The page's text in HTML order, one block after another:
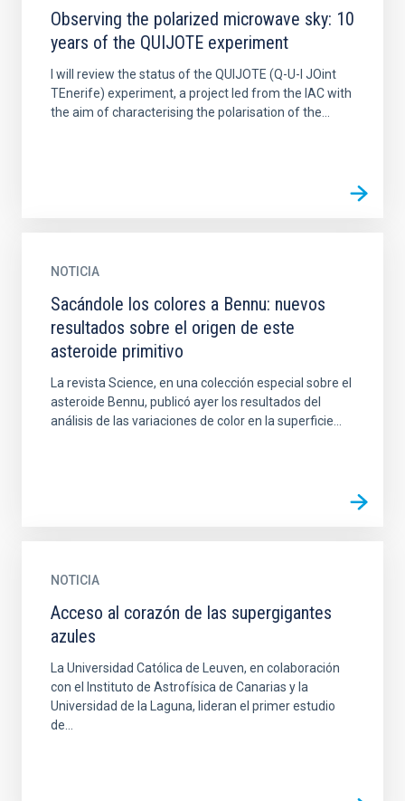
Observing the polarized microwave sky: 10
years of the QUIJOTE experiment
I will review the status of the QUIJOTE (Q-U-I JOint
TEnerife) experiment, a project led from the IAC with
the aim of characterising the polarisation of the...
NOTICIA
Sacándole los colores a Bennu: nuevos
resultados sobre el origen de este
asteroide primitivo
La revista Science, en una colección especial sobre el
asteroide Bennu, publicó ayer los resultados del
análisis de las variaciones de color en la superficie...
NOTICIA
Acceso al corazón de las supergigantes
azules
La Universidad Católica de Leuven, en colaboración
con el Instituto de Astrofísica de Canarias y la
Universidad de la Laguna, lideran el primer estudio
de...